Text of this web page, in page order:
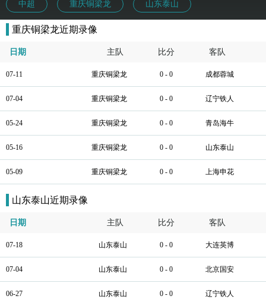
中超 重庆铜梁龙 山东泰山
重庆铜梁龙近期录像
日期 主队 比分 客队
07-11 重庆铜梁龙 0 - 0 成都蓉城
07-04 重庆铜梁龙 0 - 0 辽宁铁人
05-24 重庆铜梁龙 0 - 0 青岛海牛
05-16 重庆铜梁龙 0 - 0 山东泰山
05-09 重庆铜梁龙 0 - 0 上海申花
山东泰山近期录像
日期 主队 比分 客队
07-18 山东泰山 0 - 0 大连英博
07-04 山东泰山 0 - 0 北京国安
06-27 山东泰山 0 - 0 辽宁铁人